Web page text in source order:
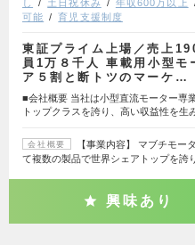
し
土日祝休み 年収600万以上
可能
育児支援制度
東証プライム上場／売上
員1万８千人 車載用小型モ
ア５割と断トツのマーケ…
■会社概要 当社は小型直流モーター専
トップクラスを誇り、高い収益性を生
会社概要
【事業内容】 マブチモー
て複数の製品で世界シェアトップを誇
興味あり